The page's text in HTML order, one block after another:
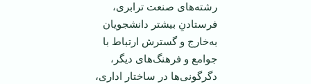
رشته‌های صنعت ترابری،
فرستادنِ بیشتر دانشجویان
به‌خارج و گسترش ارتباط با
جوامع و فرهنگ‌های دیگر،
دگرگونی‌ها در ساختار اداری،